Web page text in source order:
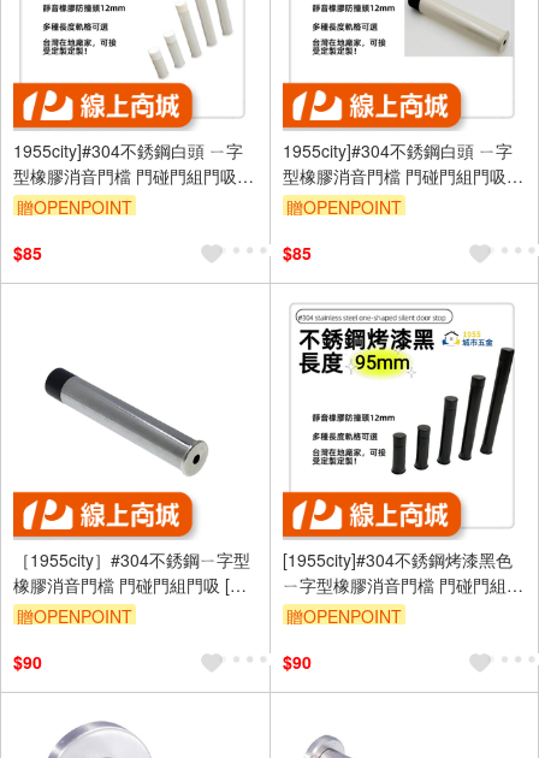
1955city]#304不銹鋼白頭 ㄧ字
型橡膠消音門檔 門碰門組門吸打
孔款1101-B 不銹鋼烤漆白+白頭
贈OPENPOINT
$85
1955city]#304不銹鋼白頭 ㄧ字
型橡膠消音門檔 門碰門組門吸打
孔款1101-A 不銹鋼烤漆白+黑頭
贈OPENPOINT
$85
［1955city］#304不銹鋼ㄧ字型
橡膠消音門檔 門碰門組門吸 [長
度95mm]
贈OPENPOINT
$90
[1955city]#304不銹鋼烤漆黑色
ㄧ字型橡膠消音門檔 門碰門組門
吸[打孔款1101-D [烤漆黑
贈OPENPOINT
$90